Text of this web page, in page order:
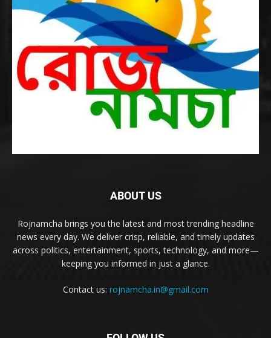
ABOUT US
Rojnamcha brings you the latest and most trending headline
news every day. We deliver crisp, reliable, and timely updates
across politics, entertainment, sports, technology, and more—
keeping you informed in just a glance.
Contact us: rojnamcha.in@gmail.com